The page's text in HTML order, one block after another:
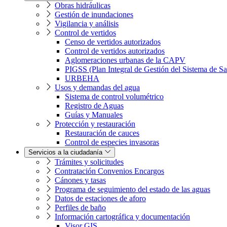
Obras hidráulicas
Gestión de inundaciones
Vigilancia y análisis
Control de vertidos
Censo de vertidos autorizados
Control de vertidos autorizados
Aglomeraciones urbanas de la CAPV
PIGSS (Plan Integral de Gestión del Sistema de
URBEHA
Usos y demandas del agua
Sistema de control volumétrico
Registro de Aguas
Guías y Manuales
Protección y restauración
Restauración de cauces
Control de especies invasoras
Servicios a la ciudadanía
Trámites y solicitudes
Contratación Convenios Encargos
Cánones y tasas
Programa de seguimiento del estado de las aguas
Datos de estaciones de aforo
Perfiles de baño
Información cartográfica y documentación